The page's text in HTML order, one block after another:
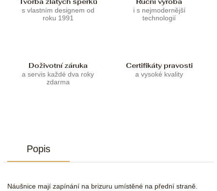
s vlastním designem od
roku 1991
i s nejmodernější
technologií
Doživotní záruka
a servis každé dva roky
zdarma
Certifikáty pravosti
a vysoké kvality
Popis
Náušnice mají zapínání na brizuru umístěné na přední straně.